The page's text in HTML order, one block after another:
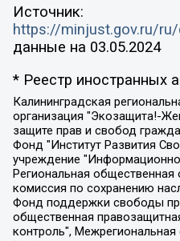
Источник:
https://minjust.gov.ru/
данные на 03.05.2024
* Реестр иностранных
Калининградская региональная общественная организация "Экозащита!-Женсовет", Фонд содействия защите прав и свобод граждан "Общественный вердикт", Фонд "Институт Развития Свободы Информации", Частное учреждение "Информационное агентство МЕМО. РУ", Региональная общественная организация "Общественная комиссия по сохранению наследия академика Сахарова", Фонд поддержки свободы прессы, Санкт-Петербургская общественная правозащитная организация "Гражданский контроль", Межрегиональная общественная организация "Информационно-просветительский центр "Мемориал", Региональный Фонд "Центр Защиты Прав Средств Массовой Информации", с 05.12.2023 Фонд "Центр Защиты Прав Средств массовой информации", Региональная общественная благотворительная организация помощи беженцам и мигрантам "Гражданское содействие", Негосударственное образовательное учреждение дополнительного профессионального образования (повышение квалификации) специалистов "АКАДЕМИЯ ПО ПРАВАМ ЧЕЛОВЕКА", Свердловская региональная общественная организация "Сутяжник", Автономная некоммерческая организация "Центр независимых социологических исследований", Союз общественных объединений "Российский исследовательский центр по правам человека", Региональное общественное учреждение научно-информационный центр "МЕМОРИАЛ", Некоммерческая организация "Фонд защиты гласности", Автономная некоммерческая организация "Институт прав человека", Городская общественная организация "Екатеринбургское общество "МЕМОРИАЛ", Городская общественная организация "Рязанское историко-просветительское и правозащитное общество "Мемориал" (Рязанский Мемориал), Челябинский региональный орган общественной самодеятельности – женское общественное объединение "Женщины Евразии", Челябинский региональный орган общественной самодеятельности "Уральская правозащитная группа", Фонд содействия защите здоровья и социальной справедливости имени Андрея Рылькова, Автономная Некоммерческая Организация "Аналитический Центр Юрия Левады", Автономная некоммерческая организация социальной поддержки населения "Проект Апрель", Региональная общественная организация помощи женщинам и детям, находящимся в кризисной ситуации "Информационно-методический центр "Анна", Фонд содействия развитию массовых коммуникаций и правовому просвещению "Так-так-Так", Фонд содействия устойчивому развитию "Серебряная тайга", Свердловский региональный общественный фонд социальных проектов "Новое время", "Idel.Реалии", Кавказ.Реалии, Крым.Реалии, Телеканал Настоящее Время, Татаро-башкирская служба Радио Свобода (Azatliq Radiosi), Радио Свободная Европа/Радио Свобода (PCE/PC), "Сибирь.Реалии", "Фактограф", Благотворительный фонд помощи осужденным и их семьям, Автономная некоммерческая организация "Институт глобализации и социальных движений", Фонд "В защиту прав заключенных", Частное учреждение "Центр поддержки и содействия развитию средств массовой информации", Пензенский региональный общественный благотворительный фонд "Гражданский союз", "Север.Реалии", Некоммерческая организация Фонд "Правовая инициатива", Общество с ограниченной ответственностью "Радио Свободная Европа/Радио Свобода", Чешское информационное агентство "MEDIUM-ORIENT", Красноярская региональная общественная организация "Мы против СПИДа", Камалягин Денис Николаевич, Маркелов Сергей Евгеньевич, Пономарев Лев Александрович, Савицкая Людмила Алексеевна, Автономная некоммерческая организация "Центр по работе с проблемой насилия "НАСИЛИЮ.НЕТ", Межрегиональный профессиональный союз работников здравоохранения "Альянс врачей", Юридическое лицо, зарегистрированное в Латвийской Республике, SIA "Medusa Project" (регистрационный номер 40103797863, дата регистрации 10.06.2014), Некоммерческая организация "Фонд по борьбе с коррупцией", Автономная некоммерческая организация "Институт права и публичной политики", Баданин Роман Сергеевич, Гликин Максим Александрович, Железнова Мария Михайловна, Лукьянова Юлия Сергеевна, Маетная Елизавета Витальевна, Маняхин Петр Борисович, Чуракова Ольга Владимировна, Ярош Юлия Петровна, Юридическое лицо "The Insider SIA", зарегистрированное в Риге, Латвийская Республика (дата регистрации 26.06.2015), являющееся администратором доменного имени интернет-издания "The Insider SIA", https://theins.ru, Постернак Алексей Евгеньевич, Рубин Михаил Аркадьевич, Анин Роман Александрович, Юридическое лицо Istories fonds, зарегистрированное в Латвийской Республике (регистрационный номер 50008295751, дата регистрации 24.02.2020), Великовский Дмитрий Александрович, Долинина Ирина Николаевна, Мароховская Алеся Алексеевна, Шлейнов Роман Юрьевич, Шмагун Олеся Валентиновна, Общество с ограниченной ответственностью "Альтаир 2021", Общество с ограниченной ответственностью "Вега 2021", Общество с ограниченной ответственностью "Главный редактор 2021", Общество с ограниченной ответственностью "Ромашки монолит", Важенков Артем Валерьевич, Ивановская областная общественная организация "Центр гендерных исследований", Гурман Юрий Альбертович, Медиапроект "ОВД-Инфо", Егоров Владимир Владимирович, Жилинский Владимир Александрович, Общество с ограниченной ответственностью "ЗП", Иванова София Юрьевна, Карезина Инна Павловна, Кильтау Екатерина Викторовна, Петров Алексей Викторович, Пискунов Сергей Евгеньевич, Смирнов Сергей Сергеевич, Тихонов Михаил Сергеевич, Общество с ограниченной ответственностью "ЖУРНАЛИСТ-ИНОСТРАННЫЙ АГЕНТ", Арапова Галина Юрьевна, Вольтская Татьяна Анатольевна, Американская компания "Mason G.E.S. Anonymous Foundation" (США), являющаяся владельцем интернет-издания https://mnews.world/, Компания "Stichting Bellingcat", зарегистрированная в Нидерландах (дата регистрации 11.07.2018), Захаров Андрей Вячеславович, Клепиковская Екатерина Дмитриевна, Общество с ограниченной ответственностью "МЕМО", Перл Роман Александрович, Симонов Евгений Алексеевич, Соловьева Елена Анатольевна, Сотников Даниил Владимирович, Сурначева Елизавета Дмитриевна, Автономная некоммерческая организация по защите прав человека и информированию населения "Якутия – Наше Мнение", Общество с ограниченной ответственностью "Москоу диджитал медиа", с 26.01.2023 Общество с ограниченной ответственностью "Чайка Белые сады", Ветошкина Валерия Валерьевна, Заговора Максим Александрович,